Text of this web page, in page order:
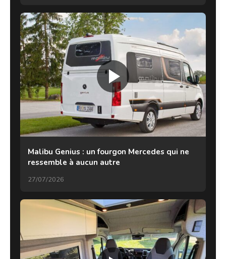
Malibu Genius : un fourgon Mercedes qui ne
ressemble à aucun autre
27/07/2026